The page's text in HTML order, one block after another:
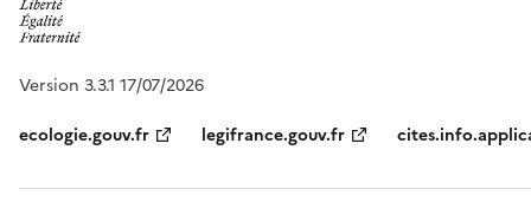
Version 3.3.1 17/07/2026
ecologie.gouv.fr
legifrance.gouv.fr